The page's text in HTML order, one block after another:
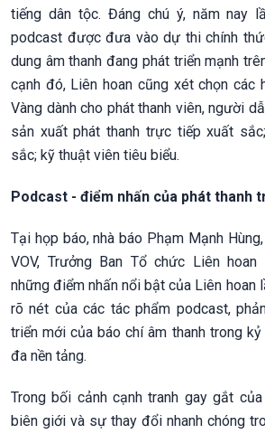
tiếng dân tộc. Đáng chú ý, năm nay
podcast được đưa vào dự thi chính
dung âm thanh đang phát triển mạnh
cạnh đó, Liên hoan cũng xét chọn các
Vàng dành cho phát thanh viên, người
sản xuất phát thanh trực tiếp xuất
sắc; kỹ thuật viên tiêu biểu.
Podcast - điểm nhấn của phát thanh
Tại họp báo, nhà báo Phạm Mạnh
VOV, Trưởng Ban Tổ chức Liên
những điểm nhấn nổi bật của Liên hoan
rõ nét của các tác phẩm podcast,
triển mới của báo chí âm thanh trong
đa nền tảng.
Trong bối cảnh cạnh tranh gay gắt
biên giới và sự thay đổi nhanh chóng